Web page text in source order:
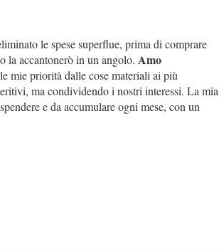
le spese superflue, prima di comprare
la accantonerò in un angolo. Amo
mie priorità dalle cose materiali ai più
ma condividendo i nostri interessi. La mia
e da accumulare ogni mese, con un